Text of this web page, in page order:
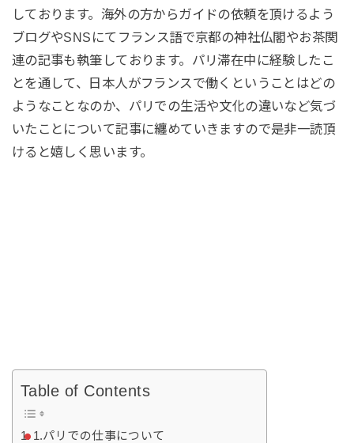
しております。海外の方からガイドの依頼を頂けるよう
ブログやSNSにてフランス語で京都の神社仏閣やお茶関
連の記事も執筆しております。パリ滞在中に経験したこ
とを通して、日本人がフランスで働くということはどの
ようなことなのか、パリでの生活や文化の違いなど気づ
いたことについて記事に纏めていきますので是非一読頂
けると嬉しく思います。
Table of Contents
1.パリでの仕事について